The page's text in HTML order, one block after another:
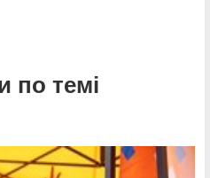
по темі